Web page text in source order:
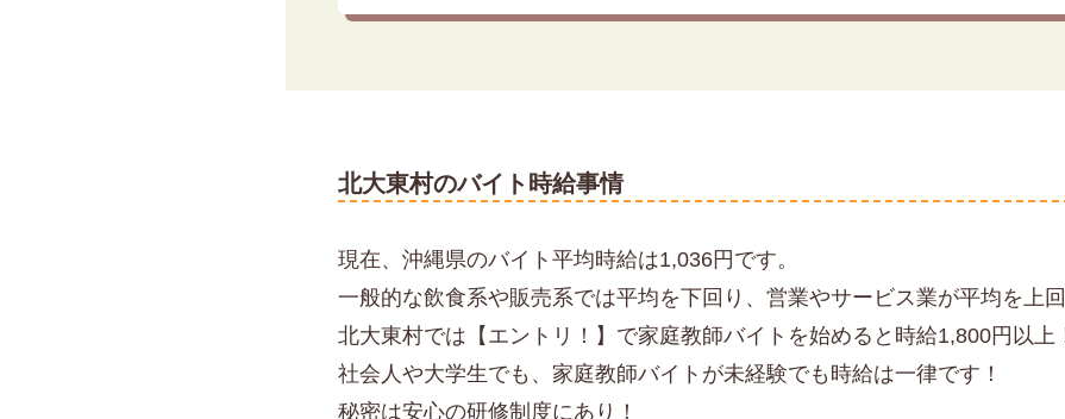
北大東村のバイト時給事情
現在、沖縄県のバイト平均時給は1,036円です。
一般的な飲食系や販売系では平均を下回り、営業やサービス業が平均を上
北大東村では【エントリ！】で家庭教師バイトを始めると時給1,800円以上
社会人や大学生でも、家庭教師バイトが未経験でも時給は一律です！
秘密は安心の研修制度にあり！